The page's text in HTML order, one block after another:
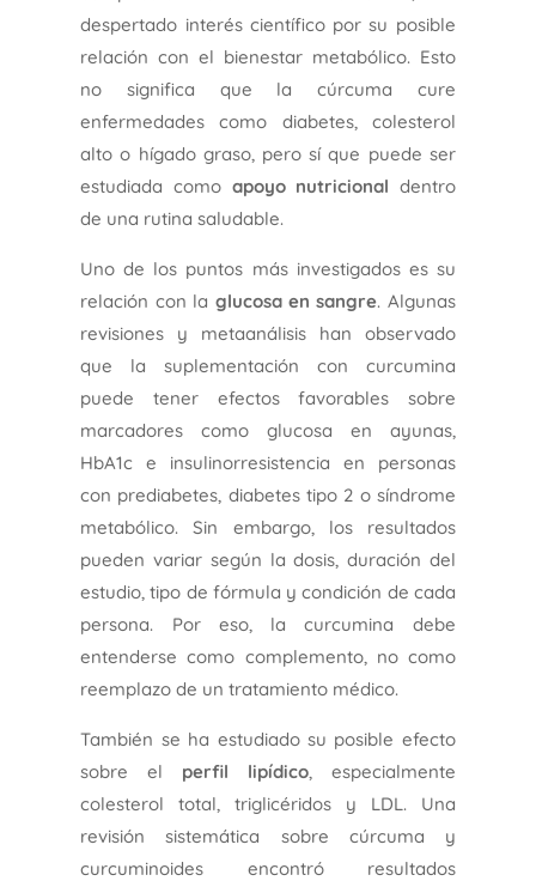
despertado interés científico por su posible
relación con el bienestar metabólico. Esto
no significa que la cúrcuma cure
enfermedades como diabetes, colesterol
alto o hígado graso, pero sí que puede ser
estudiada como apoyo nutricional dentro
de una rutina saludable.
Uno de los puntos más investigados es su
relación con la glucosa en sangre. Algunas
revisiones y metaanálisis han observado
que la suplementación con curcumina
puede tener efectos favorables sobre
marcadores como glucosa en ayunas,
HbA1c e insulinorresistencia en personas
con prediabetes, diabetes tipo 2 o síndrome
metabólico. Sin embargo, los resultados
pueden variar según la dosis, duración del
estudio, tipo de fórmula y condición de cada
persona. Por eso, la curcumina debe
entenderse como complemento, no como
reemplazo de un tratamiento médico.
También se ha estudiado su posible efecto
sobre el perfil lipídico, especialmente
colesterol total, triglicéridos y LDL. Una
revisión sistemática sobre cúrcuma y
curcuminoides encontró resultados